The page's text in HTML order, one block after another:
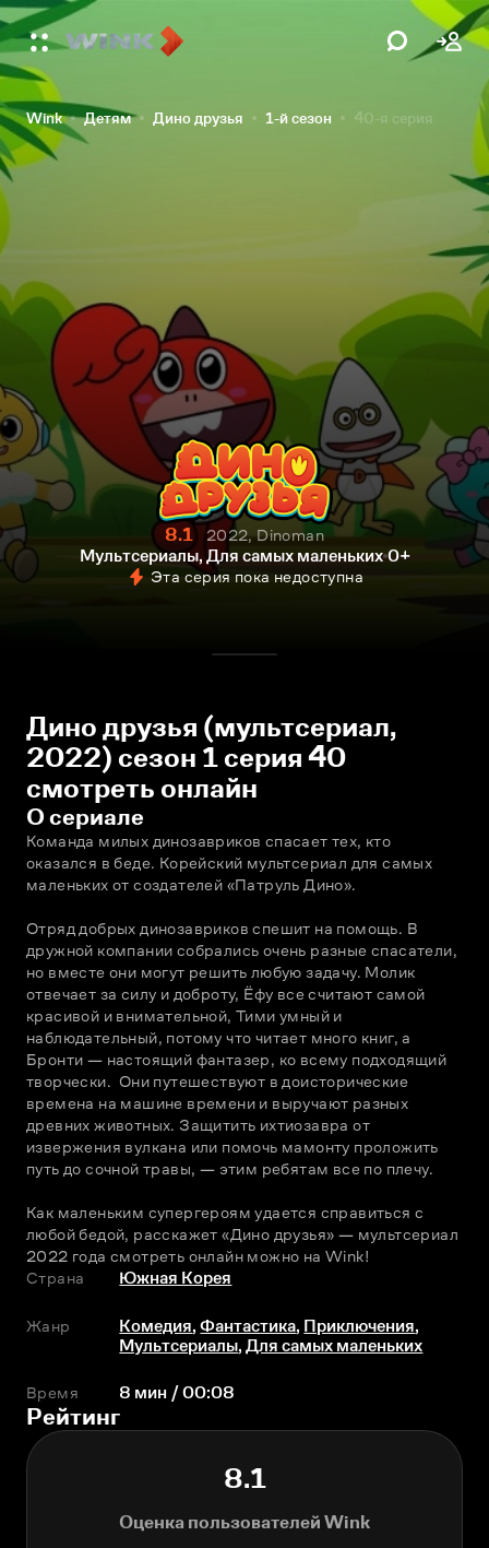
Wink Детям Дино друзья 1-й сезон 40-я серия
8.1
2022, Dinoman
Мультсериалы, Для самых маленьких 0+
Эта серия пока недоступна
Дино друзья (мультсериал,
2022) сезон 1 серия 40
смотреть онлайн
О сериале
Команда милых динозавриков спасает тех, кто
оказался в беде. Корейский мультсериал для самых
маленьких от создателей «Патруль Дино».
Отряд добрых динозавриков спешит на помощь. В
дружной компании собрались очень разные спасатели,
но вместе они могут решить любую задачу. Молик
отвечает за силу и доброту, Ёфу все считают самой
красивой и внимательной, Тими умный и
наблюдательный, потому что читает много книг, а
Бронти — настоящий фантазер, ко всему подходящий
творчески.  Они путешествуют в доисторические
времена на машине времени и выручают разных
древних животных. Защитить ихтиозавра от
извержения вулкана или помочь мамонту проложить
путь до сочной травы, — этим ребятам все по плечу.
Как маленьким супергероям удается справиться с
любой бедой, расскажет «Дино друзья» — мультсериал
2022 года смотреть онлайн можно на Wink!
Страна
Южная Корея
Жанр Комедия,Фантастика, Приключения,
Мультсериалы,Для самых маленьких
Время 8 мин / 00:08
Рейтинг
8.1
Оценка пользователей Wink